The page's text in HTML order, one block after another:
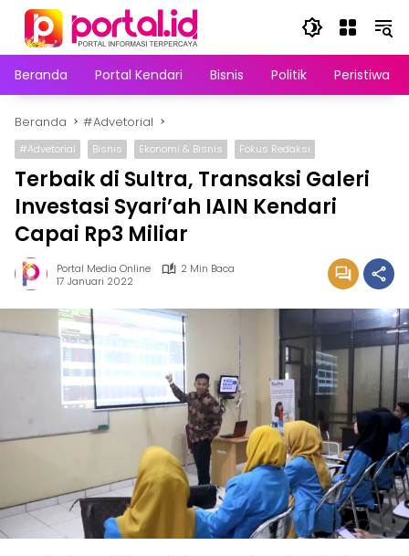
Langsung
konten
Beranda
Portal Kendari Bisnis Politik Peristiwa
Beranda #Advetorial
#Advetorial Bisnis Ekonomi & Bisnis Fokus Redaksi
Terbaik di Sultra, Transaksi Galeri
Investasi Syari’ah IAIN Kendari
Capai Rp3 Miliar
Portal Media Online
2 Min Baca
17 Januari 2022